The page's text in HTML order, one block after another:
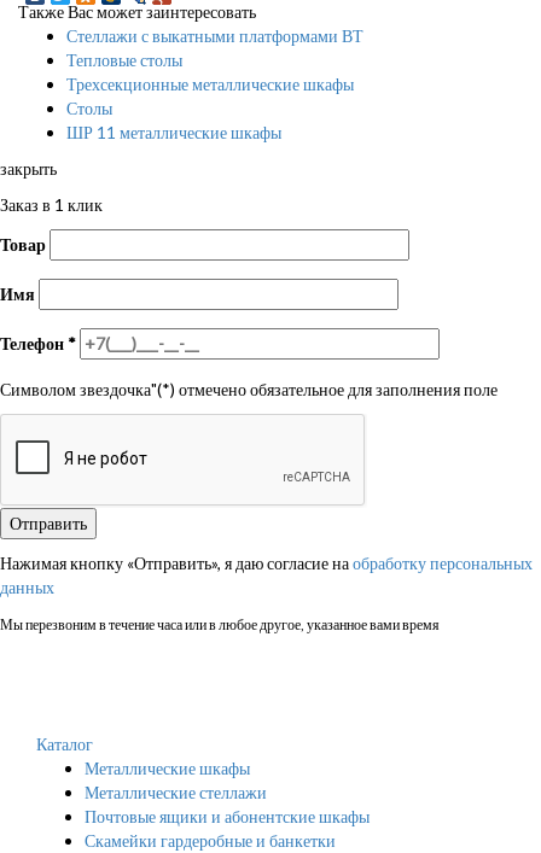
Также Вас может заинтересовать
Стеллажи с выкатными платформами ВТ
Тепловые столы
Трехсекционные металлические шкафы
Столы
ШР 11 металлические шкафы
закрыть
Заказ в 1 клик
Товар
Имя
Телефон *
Символом звездочка"(*) отмечено обязательное для заполнения поле
Нажимая кнопку «Отправить», я даю согласие наобработку персональных
данных
Мы перезвоним в течение часа или в любое другое, указанное вами время
Каталог
Металлические шкафы
Металлические стеллажи
Почтовые ящики и абонентские шкафы
Скамейки гардеробные и банкетки